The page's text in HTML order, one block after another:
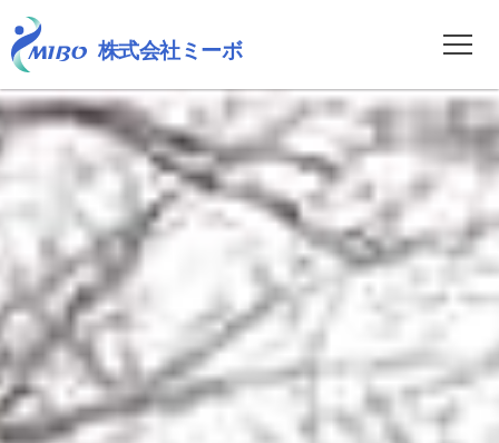
株式会社ミーボ
HOME
足・腰の悩みについて
パワーポジション
StimUp
会社概要